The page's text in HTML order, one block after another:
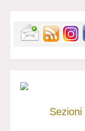
Sezioni